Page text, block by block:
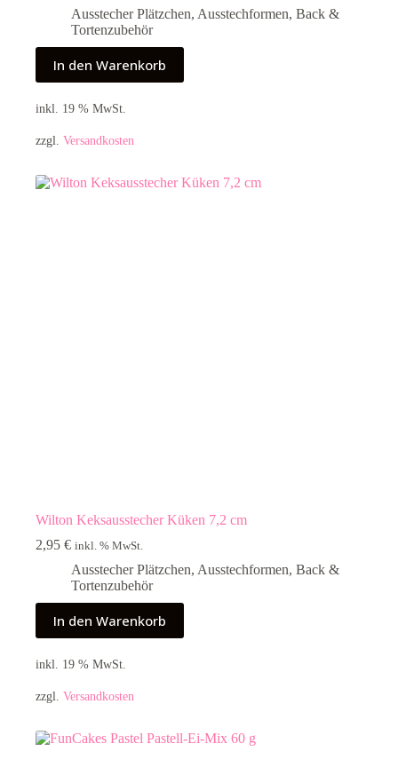
Ausstecher Plätzchen, Ausstechformen, Back &
Tortenzubehör
In den Warenkorb
inkl. 19 % MwSt.
zzgl. Versandkosten
Wilton Keksausstecher Küken 7,2 cm
2,95 € inkl. % MwSt.
Ausstecher Plätzchen, Ausstechformen, Back &
Tortenzubehör
In den Warenkorb
inkl. 19 % MwSt.
zzgl. Versandkosten